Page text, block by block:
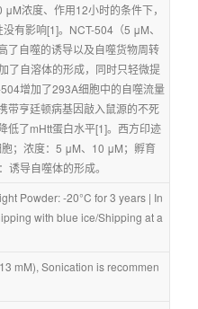
浓度、作用12小时的条件下，
有影响[1]。NCT-504（5 μM、
了自噬的诱导以及自噬货物周转
了自溶体的形成，同时只轻微提
增加了293A细胞中的自噬流量
带亨廷顿病基因敲入鼠源的不死
低了mHtt蛋白水平[1]。西方印迹
；浓度：5 μM、10 μM；孵育
诱导自噬体的形成。
Powder: -20°C for 3 years | In
with blue ice/Shipping at a
mM), Sonication is recommen